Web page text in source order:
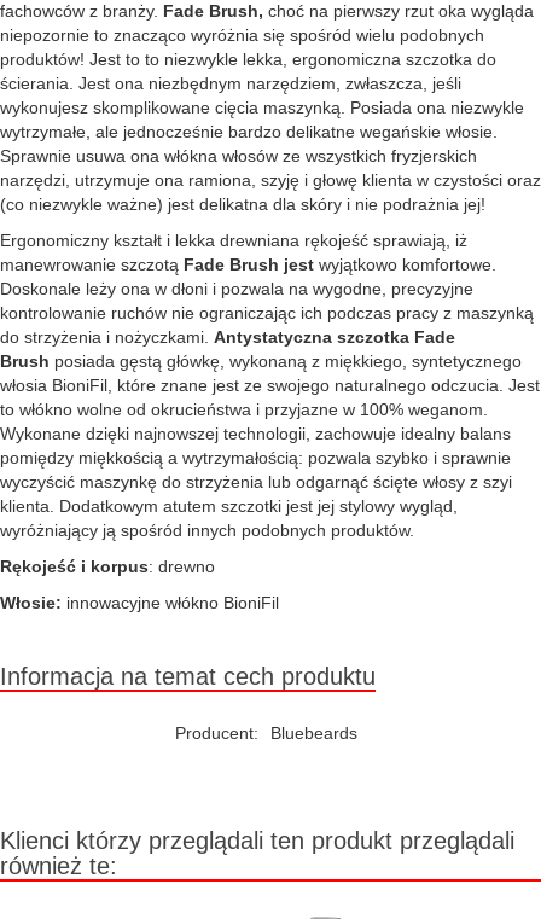
fachowców z branży. Fade Brush, choć na pierwszy rzut oka wygląda
niepozornie to znacząco wyróżnia się spośród wielu podobnych
produktów! Jest to to niezwykle lekka, ergonomiczna szczotka do
ścierania. Jest ona niezbędnym narzędziem, zwłaszcza, jeśli
wykonujesz skomplikowane cięcia maszynką. Posiada ona niezwykle
wytrzymałe, ale jednocześnie bardzo delikatne wegańskie włosie.
Sprawnie usuwa ona włókna włosów ze wszystkich fryzjerskich
narzędzi, utrzymuje ona ramiona, szyję i głowę klienta w czystości oraz
(co niezwykle ważne) jest delikatna dla skóry i nie podrażnia jej!
Ergonomiczny kształt i lekka drewniana rękojeść sprawiają, iż
manewrowanie szczotą Fade Brush jest wyjątkowo komfortowe.
Doskonale leży ona w dłoni i pozwala na wygodne, precyzyjne
kontrolowanie ruchów nie ograniczając ich podczas pracy z maszynką
do strzyżenia i nożyczkami. Antystatyczna szczotka Fade
Brush posiada gęstą główkę, wykonaną z miękkiego, syntetycznego
włosia BioniFil, które znane jest ze swojego naturalnego odczucia. Jest
to włókno wolne od okrucieństwa i przyjazne w 100% weganom.
Wykonane dzięki najnowszej technologii, zachowuje idealny balans
pomiędzy miękkością a wytrzymałością: pozwala szybko i sprawnie
wyczyścić maszynkę do strzyżenia lub odgarnąć ścięte włosy z szyi
klienta. Dodatkowym atutem szczotki jest jej stylowy wygląd,
wyróżniający ją spośród innych podobnych produktów.
Rękojeść i korpus: drewno
Włosie: innowacyjne włókno BioniFil
Informacja na temat cech produktu
Producent: Bluebeards
Klienci którzy przeglądali ten produkt przeglądali
również te: